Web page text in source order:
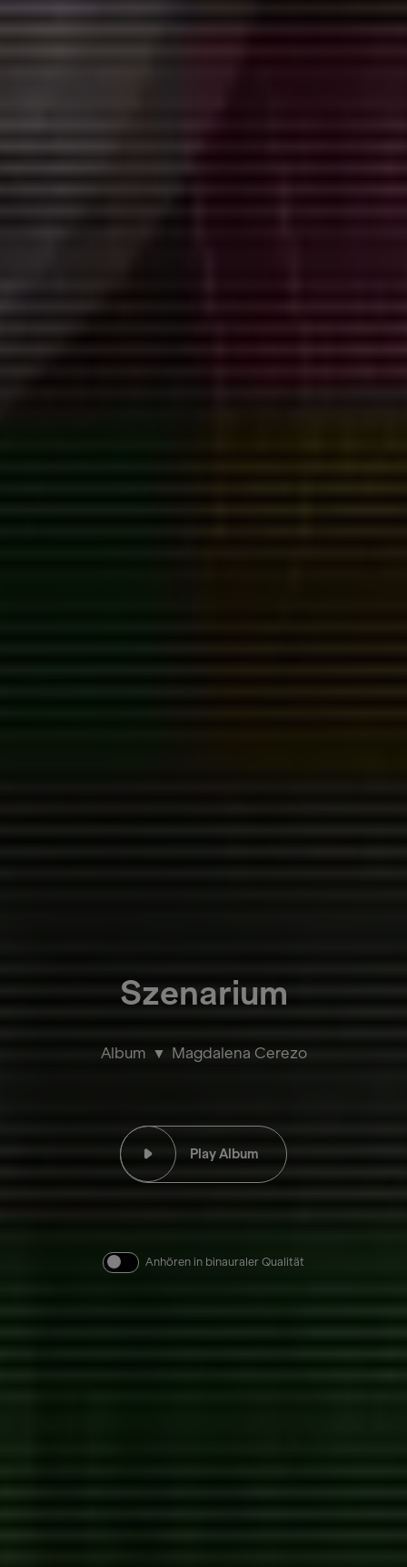
Szenarium
Album Magdalena Cerezo
Play Album
Anhören in binauraler Qualität